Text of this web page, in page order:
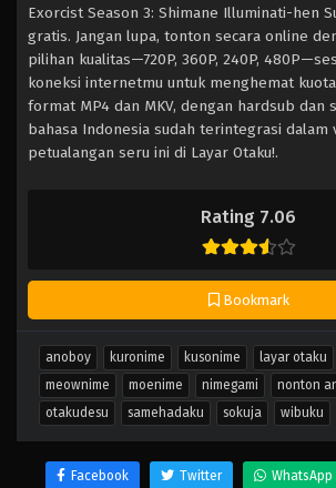
Rating 7.06
Bookmark
Exorcist Season 3: Shimane Illuminati-hen
gratis. Jangan lupa, tonton secara online
pilihan kualitas—720P, 360P, 240P,
koneksi internetmu untuk menghemat
format MP4 dan MKV, dengan hardsub dan
bahasa Indonesia sudah terintegrasi dalam
petualangan seru ini di Layar Otaku!.
anoboy kuronime kusonime layar otaku
meownime
moenime nimegami nonton
otakudesu
samehadaku sokuja wibuku
Facebook Twitter WhatsApp